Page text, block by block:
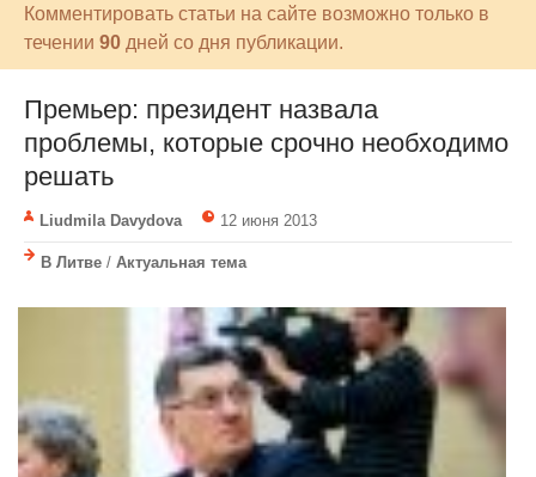
Комментировать статьи на сайте возможно только в
течении 90 дней со дня публикации.
Премьер: президент назвала
проблемы, которые срочно необходимо
решать
Liudmila Davydova 12 июня 2013
В Литве / Актуальная тема